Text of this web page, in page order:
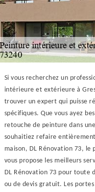
Si vous recherchez un
intérieure et extérieure à
trouver un expert qui puisse
spécifiques. Que vous ayez
retouche de peinture dans
souhaitiez refaire
maison, DL Rénovation 73,
vous propose les meilleurs
DL Rénovation 73 pour toute
ou de devis gratuit. Les